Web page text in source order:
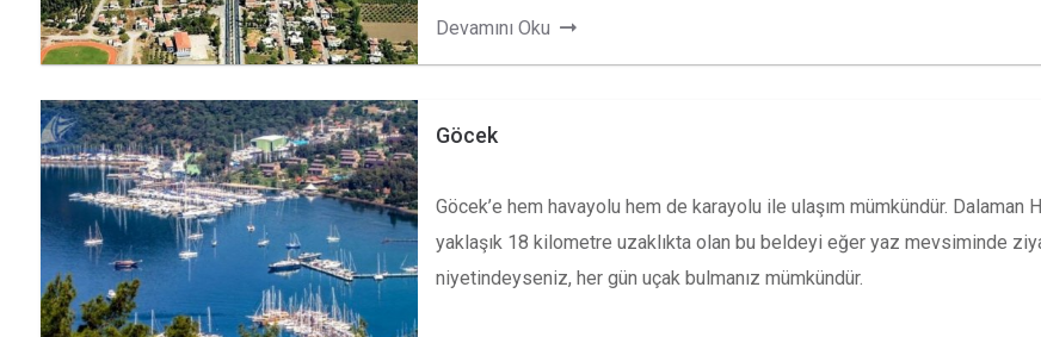
Devamını Oku
Göcek
Göcek’e hem havayolu hem de karayolu ile ulaşım mümkündür. Dalaman
yaklaşık 18 kilometre uzaklıkta olan bu beldeyi eğer yaz mevsiminde
niyetindeyseniz, her gün uçak bulmanız mümkündür.